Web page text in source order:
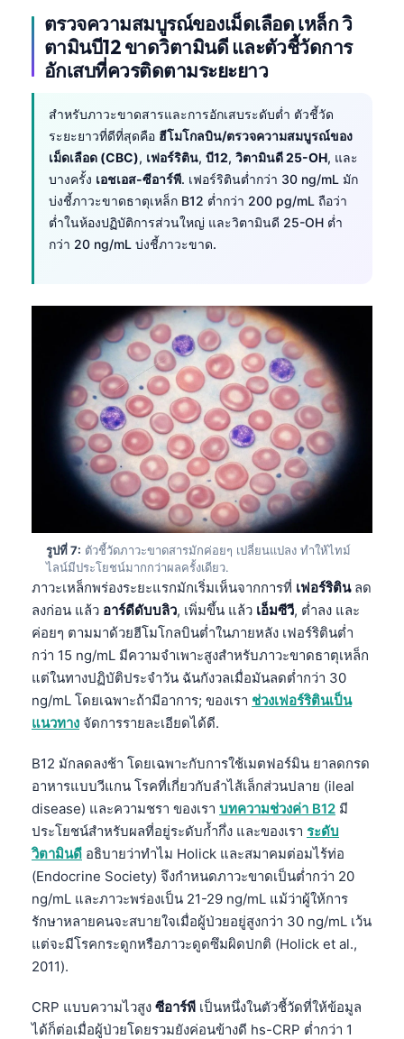
ตรวจความสมบูรณ์ของเม็ดเลือด เหล็ก วิ
ตามินบี12 ขาดวิตามินดี และตัวชี้วัดการ
อักเสบที่ควรติดตามระยะยาว
สำหรับภาวะขาดสารและการอักเสบระดับต่ำ ตัวชี้วัด
ระยะยาวที่ดีที่สุดคือ ฮีโมโกลบิน/ตรวจความสมบูรณ์ของ
เม็ดเลือด (CBC), เฟอร์ริติน, บี12, วิตามินดี 25-OH, และ
บางครั้ง เอชเอส-ซีอาร์พี. เฟอร์ริตินต่ำกว่า 30 ng/mL มัก
บ่งชี้ภาวะขาดธาตุเหล็ก B12 ต่ำกว่า 200 pg/mL ถือว่า
ต่ำในห้องปฏิบัติการส่วนใหญ่ และวิตามินดี 25-OH ต่ำ
กว่า 20 ng/mL บ่งชี้ภาวะขาด.
รูปที่ 7: ตัวชี้วัดภาวะขาดสารมักค่อยๆ เปลี่ยนแปลง ทำให้ไทม์
ไลน์มีประโยชน์มากกว่าผลครั้งเดียว.
ภาวะเหล็กพร่องระยะแรกมักเริ่มเห็นจากการที่ เฟอร์ริตินลด
ลงก่อน แล้ว อาร์ดีดับบลิว, เพิ่มขึ้น แล้ว เอ็มซีวี, ต่ำลง และ
ค่อยๆ ตามมาด้วยฮีโมโกลบินต่ำในภายหลัง เฟอร์ริตินต่ำ
กว่า 15 ng/mL มีความจำเพาะสูงสำหรับภาวะขาดธาตุเหล็ก
แต่ในทางปฏิบัติประจำวัน ฉันกังวลเมื่อมันลดต่ำกว่า 30
ng/mL โดยเฉพาะถ้ามีอาการ; ของเรา ช่วงเฟอร์ริตินเป็น
แนวทาง จัดการรายละเอียดได้ดี.
B12 มักลดลงช้า โดยเฉพาะกับการใช้เมตฟอร์มิน ยาลดกรด
อาหารแบบวีแกน โรคที่เกี่ยวกับลำไส้เล็กส่วนปลาย (ileal
disease) และความชรา ของเรา บทความช่วงค่า B12 มี
ประโยชน์สำหรับผลที่อยู่ระดับก้ำกึ่ง และของเรา ระดับ
วิตามินดี อธิบายว่าทำไม Holick และสมาคมต่อมไร้ท่อ
(Endocrine Society) จึงกำหนดภาวะขาดเป็นต่ำกว่า 20
ng/mL และภาวะพร่องเป็น 21-29 ng/mL แม้ว่าผู้ให้การ
รักษาหลายคนจะสบายใจเมื่อผู้ป่วยอยู่สูงกว่า 30 ng/mL เว้น
แต่จะมีโรคกระดูกหรือภาวะดูดซึมผิดปกติ (Holick et al.,
2011).
CRP แบบความไวสูง ซีอาร์พี เป็นหนึ่งในตัวชี้วัดที่ให้ข้อมูล
ได้ก็ต่อเมื่อผู้ป่วยโดยรวมยังค่อนข้างดี hs-CRP ต่ำกว่า 1
Slovenščina
বাংলা
اردو
मराठी
తెలుగు
தமிழ்
ગુજરાતી
ಕನ್ನಡ
മലയാളം
Bahasa Melayu
Tiếng Việt
Tagalog
ဗမာစာ
ភាសាខ្មែរ
Kiswahili
Українська
O‘zbekcha
Català
Қазақ тілі
Suomi
Hrvatski
Slovenčina
پښتو
سنڌي
සිංහල
অসমীয়া
Galego
Македонски јазик
Euskara